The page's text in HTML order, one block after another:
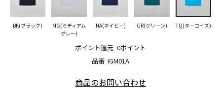
品番 IGM01A
ポイント還元 0ポイント
BK(ブラック)
MG(ミディアム
グレー)
NA(ネイビー) GR(グリーン) TQ(ターコイズ)
商品のお問い合わせ